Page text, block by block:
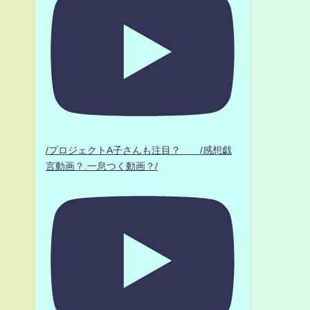
/プロジェクトA子さんも注目？ /感想戯
言動画？.一息つく動画？/